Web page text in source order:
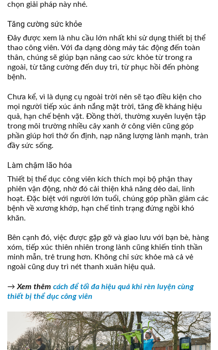
chọn giải pháp này nhé.
Tăng cường sức khỏe
Đây được xem là nhu cầu lớn nhất khi sử dụng thiết bị thể
thao công viên. Với đa dạng dòng máy tác động đến toàn
thân, chúng sẽ giúp bạn nâng cao sức khỏe từ trong ra
ngoài, từ tăng cường đến duy trì, từ phục hồi đến phòng
bệnh.
Chưa kể, vì là dụng cụ ngoài trời nên sẽ tạo điều kiện cho
mọi người tiếp xúc ánh nắng mặt trời, tăng đề kháng hiệu
quả, hạn chế bệnh vặt. Đồng thời, thường xuyên luyện tập
trong môi trường nhiều cây xanh ở công viên cũng góp
phần giúp hơi thở ổn định, nạp năng lượng lành mạnh, tràn
đầy sức sống.
Làm chậm lão hóa
Thiết bị thể dục công viên kích thích mọi bộ phận thay
phiên vận động, nhờ đó cải thiện khả năng dẻo dai, linh
hoạt. Đặc biệt với người lớn tuổi, chúng góp phần giảm các
bệnh về xương khớp, hạn chế tình trạng đứng ngồi khó
khăn.
Bên cạnh đó, việc được gặp gỡ và giao lưu với bạn bè, hàng
xóm, tiếp xúc thiên nhiên trong lành cũng khiến tinh thần
minh mẫn, trẻ trung hơn. Không chỉ sức khỏe mà cả vẻ
ngoài cũng duy trì nét thanh xuân hiệu quả.
→ Xem thêm cách để tối đa hiệu quả khi rèn luyện cùng
thiết bị thể dục công viên